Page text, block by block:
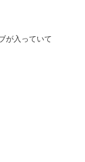
が入っていて